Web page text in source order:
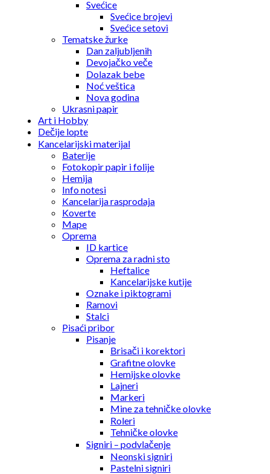
Svećice
Svećice brojevi
Svećice setovi
Tematske žurke
Dan zaljubljenih
Devojačko veče
Dolazak bebe
Noć veštica
Nova godina
Ukrasni papir
Art i Hobby
Dečije lopte
Kancelarijski materijal
Baterije
Fotokopir papir i folije
Hemija
Info notesi
Kancelarija rasprodaja
Koverte
Mape
Oprema
ID kartice
Oprema za radni sto
Heftalice
Kancelarijske kutije
Oznake i piktogrami
Ramovi
Stalci
Pisaći pribor
Pisanje
Brisači i korektori
Grafitne olovke
Hemijske olovke
Lajneri
Markeri
Mine za tehničke olovke
Roleri
Tehničke olovke
Signiri – podvlačenje
Neonski signiri
Pastelni signiri